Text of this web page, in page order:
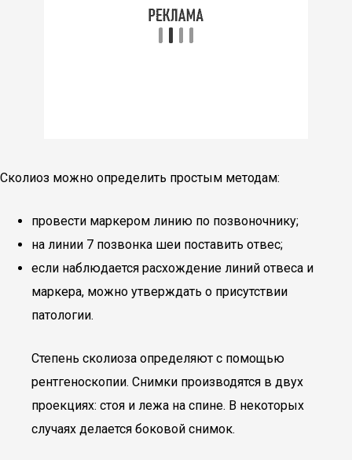
Сколиоз можно определить простым методам:
провести маркером линию по позвоночнику;
на линии 7 позвонка шеи поставить отвес;
если наблюдается расхождение линий отвеса и
маркера, можно утверждать о присутствии
патологии.
Степень сколиоза определяют с помощью
рентгеноскопии. Снимки производятся в двух
проекциях: стоя и лежа на спине. В некоторых
случаях делается боковой снимок.